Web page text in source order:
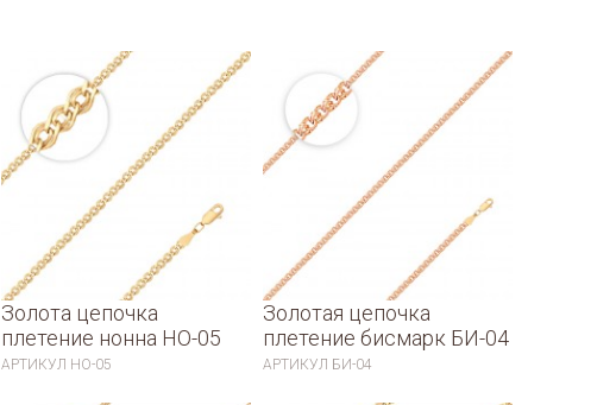
огромный выбор не оставит равнодушным даже самого
придирчивого покупателя.
Золота цепочка
плетение нонна НО-05
АРТИКУЛ НО-05
Золотая цепочка
плетение бисмарк БИ-04
АРТИКУЛ БИ-04